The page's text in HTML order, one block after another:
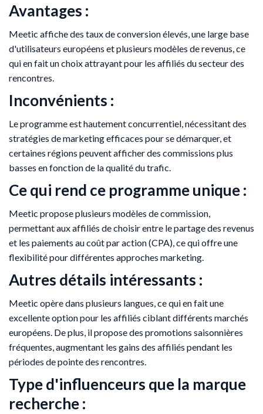
Avantages :
Meetic affiche des taux de conversion élevés, une large base
d'utilisateurs européens et plusieurs modèles de revenus, ce
qui en fait un choix attrayant pour les affiliés du secteur des
rencontres.
Inconvénients :
Le programme est hautement concurrentiel, nécessitant des
stratégies de marketing efficaces pour se démarquer, et
certaines régions peuvent afficher des commissions plus
basses en fonction de la qualité du trafic.
Ce qui rend ce programme unique :
Meetic propose plusieurs modèles de commission,
permettant aux affiliés de choisir entre le partage des revenus
et les paiements au coût par action (CPA), ce qui offre une
flexibilité pour différentes approches marketing.
Autres détails intéressants :
Meetic opère dans plusieurs langues, ce qui en fait une
excellente option pour les affiliés ciblant différents marchés
européens. De plus, il propose des promotions saisonnières
fréquentes, augmentant les gains des affiliés pendant les
périodes de pointe des rencontres.
Type d'influenceurs que la marque
recherche :